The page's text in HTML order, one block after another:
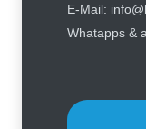
E-Mail:
Whatapps &